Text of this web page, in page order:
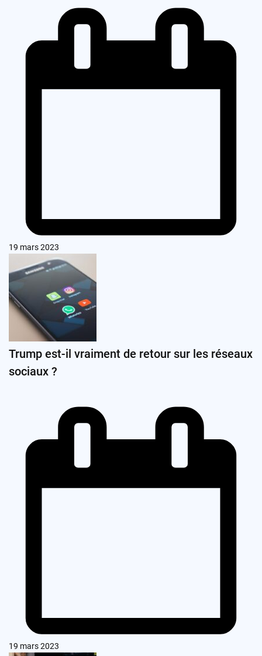
19 mars 2023
Trump est-il vraiment de retour sur les réseaux
sociaux ?
19 mars 2023